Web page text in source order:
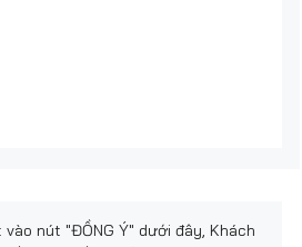
nút "ĐỒNG Ý" dưới đây, Khách